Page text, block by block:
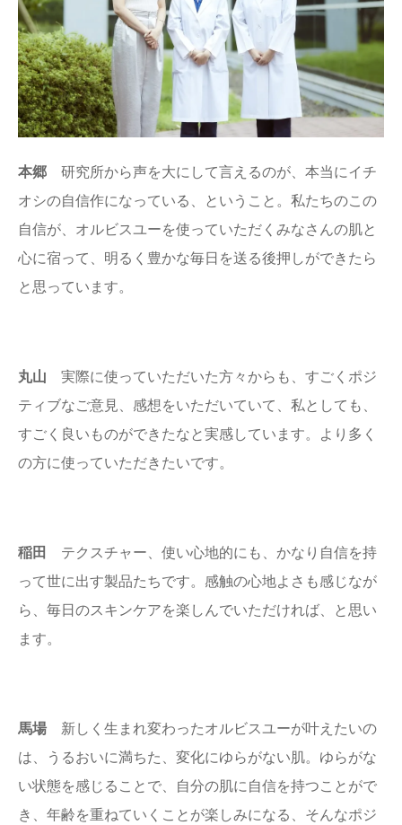
本郷 研究所から声を大にして言えるのが、本当にイチ
オシの自信作になっている、ということ。私たちのこの
自信が、オルビスユーを使っていただくみなさんの肌と
心に宿って、明るく豊かな毎日を送る後押しができたら
と思っています。
丸山 実際に使っていただいた方々からも、すごくポジ
ティブなご意見、感想をいただいていて、私としても、
すごく良いものができたなと実感しています。より多く
の方に使っていただきたいです。
稲田 テクスチャー、使い心地的にも、かなり自信を持
って世に出す製品たちです。感触の心地よさも感じなが
ら、毎日のスキンケアを楽しんでいただければ、と思い
ます。
馬場 新しく生まれ変わったオルビスユーが叶えたいの
は、うるおいに満ちた、変化にゆらがない肌。ゆらがな
い状態を感じることで、自分の肌に自信を持つことがで
き、年齢を重ねていくことが楽しみになる、そんなポジ